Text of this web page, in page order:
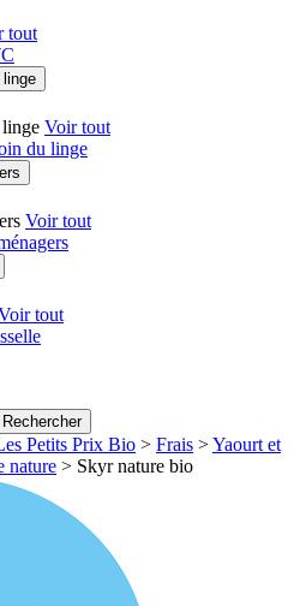
tout
Voir tout
du linge
Voir tout
tout
Rechercher
Petits Prix Bio > Frais >Yaourt et
nature > Skyr nature bio